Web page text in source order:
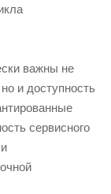
важны не
и доступность
сервисного